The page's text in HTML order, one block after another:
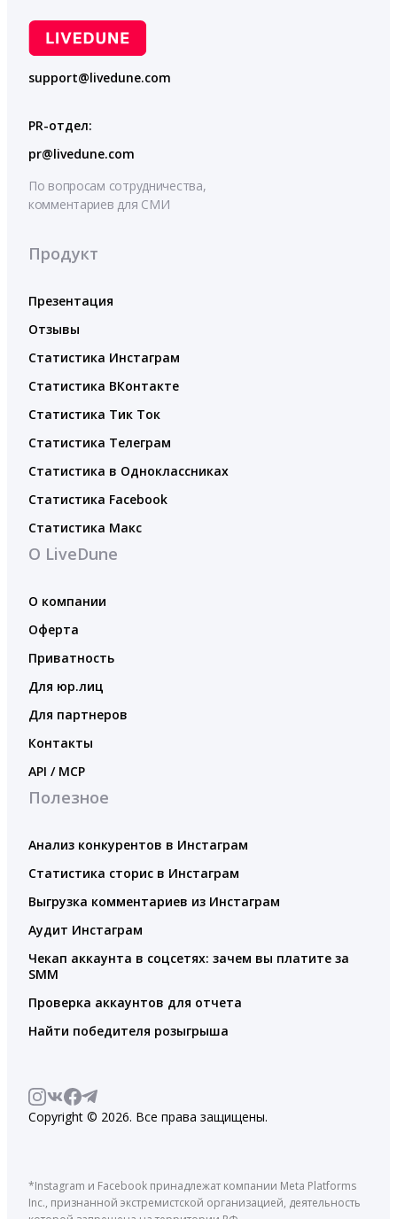
support@livedune.com
PR-отдел:
pr@livedune.com
По вопросам сотрудничества,
комментариев для СМИ
Продукт
Презентация
Отзывы
Статистика Инстаграм
Статистика ВКонтакте
Статистика Тик Ток
Статистика Телеграм
Статистика в Одноклассниках
Статистика Facebook
Статистика Макс
О LiveDune
О компании
Оферта
Приватность
Для юр.лиц
Для партнеров
Контакты
API / MCP
Полезное
Анализ конкурентов в Инстаграм
Статистика сторис в Инстаграм
Выгрузка комментариев из Инстаграм
Аудит Инстаграм
Чекап аккаунта в соцсетях: зачем вы платите за
SMM
Проверка аккаунтов для отчета
Найти победителя розыгрыша
Copyright © 2026. Все права защищены.
*Instagram и Facebook принадлежат компании Meta Platforms
Inc., признанной экстремистской организацией, деятельность